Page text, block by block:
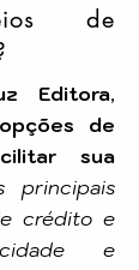
de
Editora,
de
sua
principais
crédito e
e